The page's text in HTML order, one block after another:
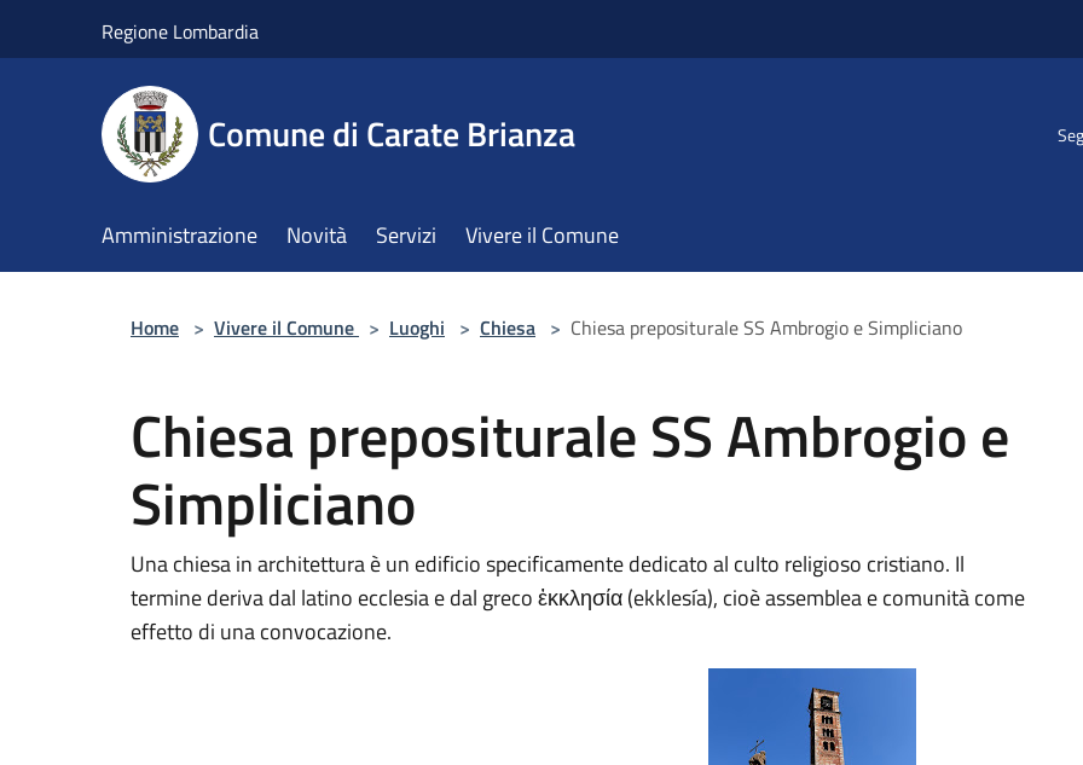
Regione Lombardia
Comune di Carate Brianza
Amministrazione Novità Servizi Vivere il Comune
Home > Vivere il Comune > Luoghi > Chiesa > Chiesa prepositurale SS Ambrogio e Simpliciano
Chiesa prepositurale SS Ambrogio e
Simpliciano
Una chiesa in architettura è un edificio specificamente dedicato al culto religioso cristiano. Il
termine deriva dal latino ecclesia e dal greco ἐκκλησία (ekklesía), cioè assemblea e comunità come
effetto di una convocazione.